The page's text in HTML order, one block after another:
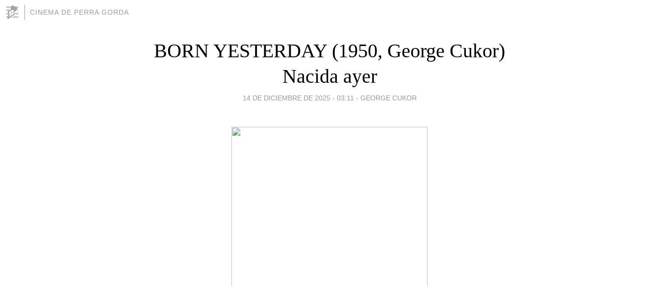
CINEMA DE PERRA GORDA
BORN YESTERDAY (1950, George Cukor)
Nacida ayer
14 DE DICIEMBRE DE 2025 - 03:11 - GEORGE CUKOR